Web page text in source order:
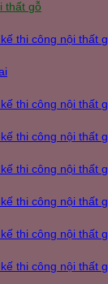
thất gỗ
thi công nội thất
thi công nội thất
thi công nội thất
thi công nội thất
thi công nội thất
thi công nội thất
thi công nội thất